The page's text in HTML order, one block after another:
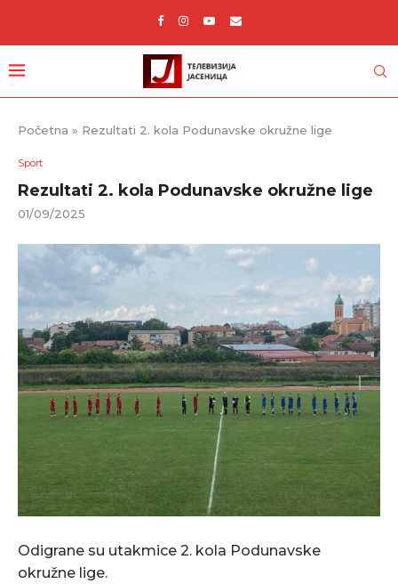
Početna » Rezultati 2. kola Podunavske okružne lige
Sport
Rezultati 2. kola Podunavske okružne lige
01/09/2025
Odigrane su utakmice 2. kola Podunavske
okružne lige.